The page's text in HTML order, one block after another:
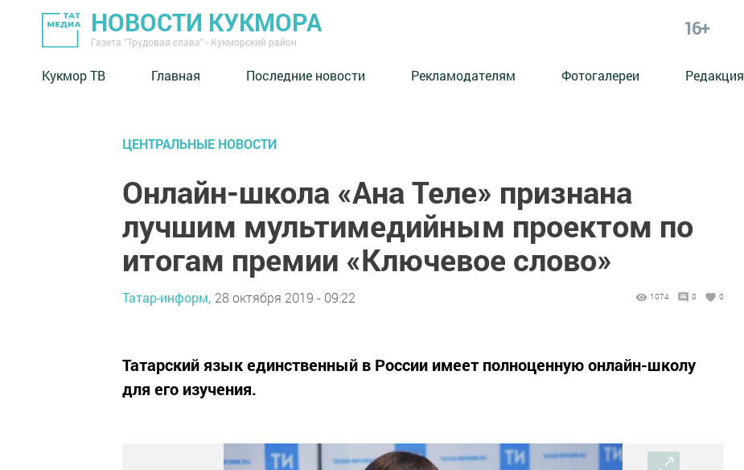
НОВОСТИ КУКМОРА
Газета "Трудовая слава" - Кукморский район
16+
Кукмор ТВ Главная Последние новости Рекламодателям Фотогалереи Редакция
ЦЕНТРАЛЬНЫЕ НОВОСТИ
Онлайн-школа «Ана Теле» признана
лучшим мультимедийным проектом по
итогам премии «Ключевое слово»
Татар-информ, 28 октября 2019 - 09:22 1074 0 0
Татарский язык единственный в России имеет полноценную онлайн-школу
для его изучения.